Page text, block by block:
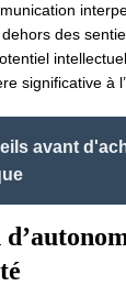
des
significative à
avant